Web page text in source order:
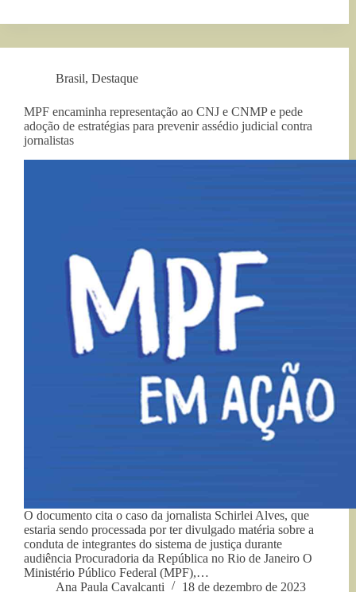
Brasil, Destaque
MPF encaminha representação ao CNJ e CNMP e pede
adoção de estratégias para prevenir assédio judicial contra
jornalistas
O documento cita o caso da jornalista Schirlei Alves, que
estaria sendo processada por ter divulgado matéria sobre a
conduta de integrantes do sistema de justiça durante
audiência Procuradoria da República no Rio de Janeiro O
Ministério Público Federal (MPF),…
Ana Paula Cavalcanti
18 de dezembro de 2023